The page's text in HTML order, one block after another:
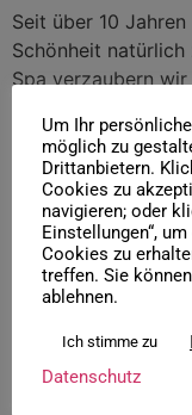
Seit über 10
Schönheit natürlich
Spa verzaubern
Unsere
auf ihre Wünsche
Reinheit nach
unserer Boutique
Um Ihr
möglich zu
Drittanbietern.
Cookies zu
navigieren; oder
Einstellungen“,
Cookies zu
treffen. Sie
ablehnen.
Ich stimme zu
Datenschutz